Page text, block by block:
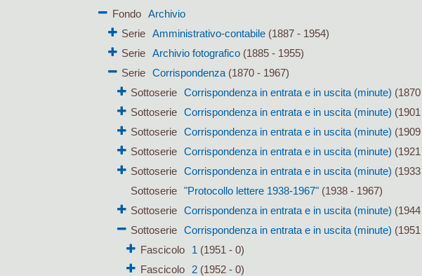
Fondo
Archivio
Serie Amministrativo-contabile(1887 - 1954)
Serie Archivio fotografico(1885 - 1955)
Serie Corrispondenza(1870 - 1967)
Sottoserie
Corrispondenza in entrata e in uscita (minute)
Sottoserie
Corrispondenza in entrata e in uscita (minute)
Sottoserie
Corrispondenza in entrata e in uscita (minute)
Sottoserie
Corrispondenza in entrata e in uscita (minute)
Sottoserie
Corrispondenza in entrata e in uscita (minute)
Sottoserie
"Protocollo lettere 1938-1967" (1938 - 1967)
Sottoserie
Corrispondenza in entrata e in uscita (minute)
Sottoserie
Corrispondenza in entrata e in uscita (minute)
Fascicolo
1 (1951 - 0)
Fascicolo
2(1952 - 0)